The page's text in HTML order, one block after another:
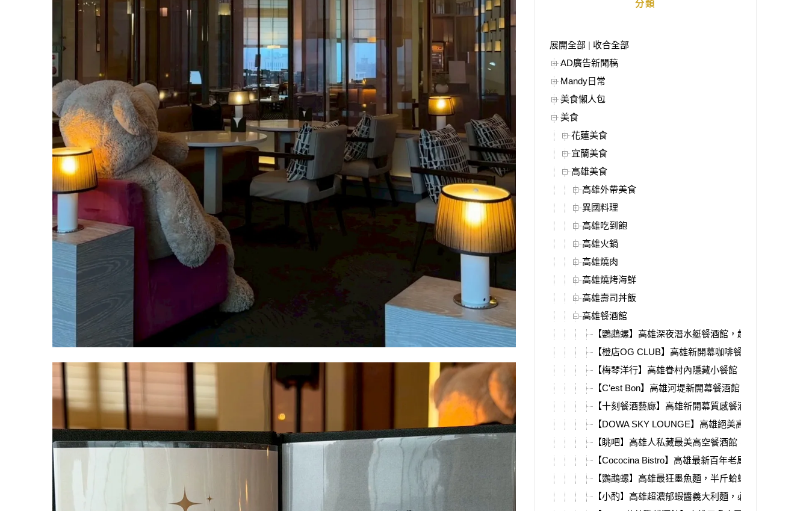
分類
展開全部 | 收合全部
AD廣告新聞稿
Mandy日常
美食懶人包
美食
花蓮美食
宜蘭美食
高雄美食
高雄外帶美食
異國料理
高雄吃到飽
高雄火鍋
高雄燒肉
高雄燒烤海鮮
高雄壽司丼飯
高雄餐酒館
【鸚鵡螺】高雄深夜潛水艇餐酒館，超狂生日香檳塔
【橙店OG CLUB】高雄新開幕咖啡餐酒館，深夜直
【梅琴洋行】高雄眷村內隱藏小餐館，老屋歲月、懷
【C’est Bon】高雄河堤新開幕餐酒館，質感餐點、調
【十刻餐酒藝廊】高雄新開幕質感餐酒館，必吃超強
【DOWA SKY LOUNGE】高雄絕美高空夜景餐酒館
【眺吧】高雄人私藏最美高空餐酒館，就在中央公園
【Cococina Bistro】高雄最新百年老屋餐酒館！菜單
【鸚鵡螺】高雄最狂墨魚麵，半斤蛤蜊+特大號魷魚
【小酌】高雄超濃郁蝦醬義大利麵，必吃戰斧豬排、